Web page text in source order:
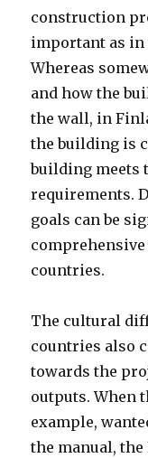
construction
important as in
Whereas
and how the
the wall, in
the building is
building meets
requirements.
goals can be
countries.
The cultural
countries also
towards the
outputs. When
example,
the manual,